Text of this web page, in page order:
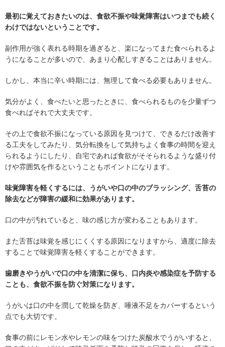
最初に覚えておきたいのは、食欲不振や味覚障害はいつまでも続く
わけではないということです。
副作用が強く表れる時期を過ぎると、楽になってまた食べられるよ
うになることが多いので、あまり心配しすぎることはありません。
しかし、本当に辛い時期には、無理して食べる必要もありません。
気分がよく、食べたいと思ったときに、食べられるものを少量ずつ
食べればそれで大丈夫です。
その上で食欲不振になっている原因を見つけて、できるだけ改善す
る工夫をしてみたり、気分転換をして気持ちよく食事の時間を迎え
られるようにしたり、自宅であれば食欲がそそられるような盛り付
けや雰囲気を作るということもポイントになります。
味覚障害を軽くするには、うがいや口の中のブラッシング、舌苔の
除去などが障害の緩和に効果があります。
口の中が汚れていると、味の感じ方が変わることもあります。
また舌苔は味覚を感じにくくする原因になりますから、適度に除去
することで味覚障害を軽くすることができます。
歯磨きやうがいで口の中を清潔に保ち、口内炎や感染症を予防する
ことも、食欲不振を防ぐ対策になります。
うがいは口の中を潤して乾燥を防ぎ、唾液不足をカバーするという
点でも大切です。
食事の前にレモン水やレモンの味をつけた炭酸水でうがいすると、